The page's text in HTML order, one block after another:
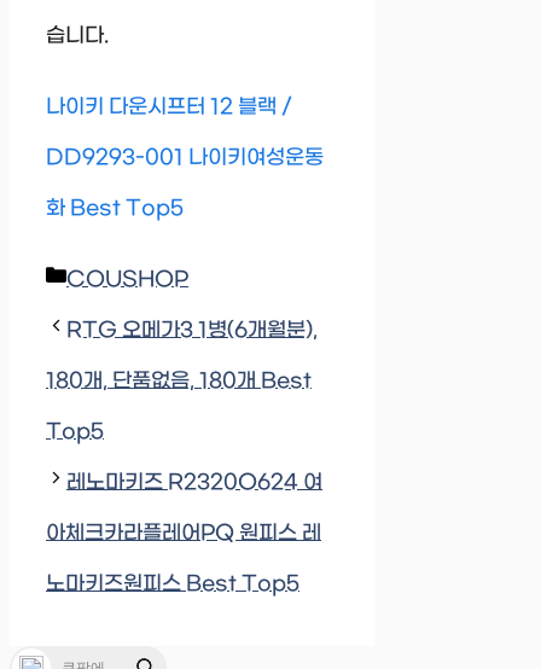
습니다.
나이키 다운시프터 12 블랙 /
DD9293-001 나이키여성운동
화 Best Top5
Categories
COUSHOP
RTG 오메가3 1병(6개월분),
180개, 단품없음, 180개 Best
Top5
레노마키즈 R2320O624 여
아체크카라플레어PQ 원피스 레
노마키즈원피스 Best Top5